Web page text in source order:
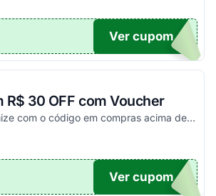
funcionou
OK
Ver cupom
R$ 30 OFF com Voucher
Compre e economize com o código em compras acima de R$ 60,00. Exceto cervejas. Apenas em produtos de mercado. Confira e aproveite!
funcionou
EI
Ver cupom